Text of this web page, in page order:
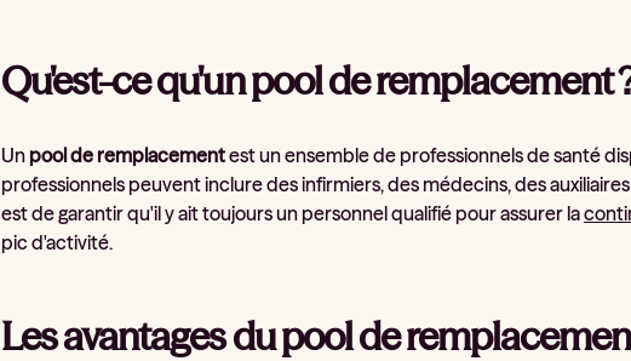
Qu'est-ce qu'un pool de remplacement
Un pool de remplacementest un ensemble de professionnels de santé
professionnels peuvent inclure des infirmiers, des médecins, des
est de garantir qu'il y ait toujours un personnel qualifié pour assurer la
pic d'activité.
Les avantages du pool de